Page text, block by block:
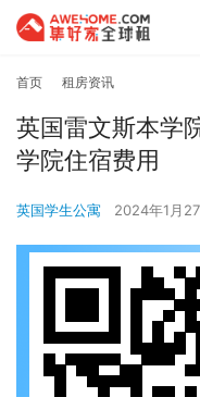
首页 租房资讯
英国雷文斯本学
学院住宿费用
英国学生公寓 2024年1月